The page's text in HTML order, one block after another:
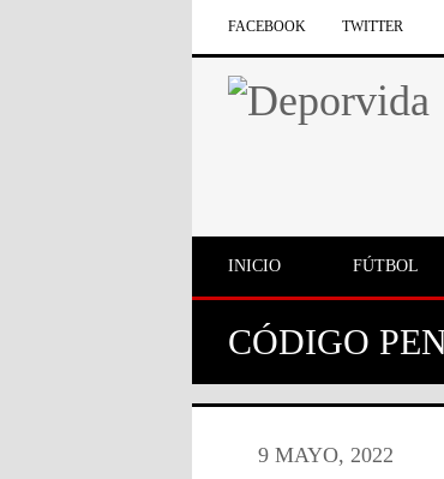
FACEBOOK TWITTER
INICIO FÚTBOL
CÓDIGO
9 MAYO, 2022